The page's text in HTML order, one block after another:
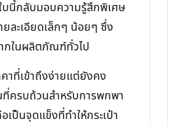
บนี้กลับมอบความรู้สึกพิเศษ
ละเอียดเล็กๆ น้อยๆ ซึ่ง
กในผลิตภัณฑ์ทั่วไป
าที่เข้าถึงง่ายแต่ยังคง
ครบถ้วนสำหรับการพกพา
เป็นจุดแข็งที่ทำให้กระเป๋า